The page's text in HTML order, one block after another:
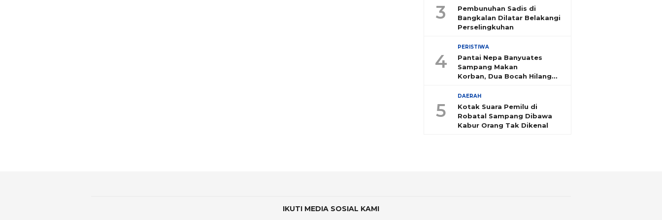
3
Pembunuhan Sadis di
Bangkalan Dilatar Belakangi
Perselingkuhan
4
PERISTIWA
Pantai Nepa Banyuates
Sampang Makan
Korban, Dua Bocah Hilang
5
DAERAH
Kotak Suara Pemilu di
Robatal Sampang Dibawa
Kabur Orang Tak Dikenal
IKUTI MEDIA SOSIAL KAMI